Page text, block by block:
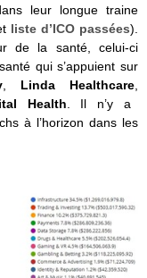
leur longue traine
liste d’ICO passées).
de la santé, celui-ci
qui s’appuient sur
, Linda Healthcare,
Health. Il n’y a
à l’horizon dans les